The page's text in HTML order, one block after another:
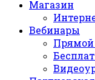
Магазин
Вебинары
Прямой